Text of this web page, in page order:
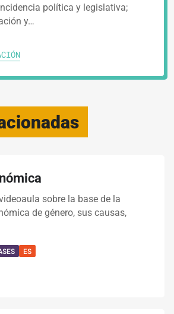
política y legislativa;
y…
sobre la base de la
de género, sus causas,
ES